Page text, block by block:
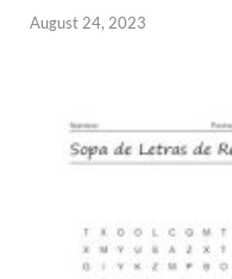
August 24, 2023